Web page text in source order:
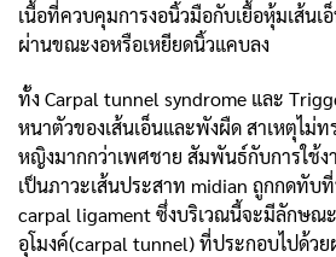
เนื้อที่ควบคุมการงอนิ้วมือกับเยื้อหุ้มเส้นเ
ผ่านขณะงอหรือเหยียดนิ้วแคบลง
ทั้ง Carpal tunnel syndrome และ
หนาตัวของเส้นเอ็นและพังผืด สาเหตุไม่
หญิงมากกว่าเพศชาย สัมพันธ์กับการใช้
เป็นภาวะเส้นประสาท midian ถูกกดทับ
carpal ligament ซึ่งบริเวณนี้จะมีลักษณ
อุโมงค์(carpal tunnel) ที่ประกอบไปด้ว